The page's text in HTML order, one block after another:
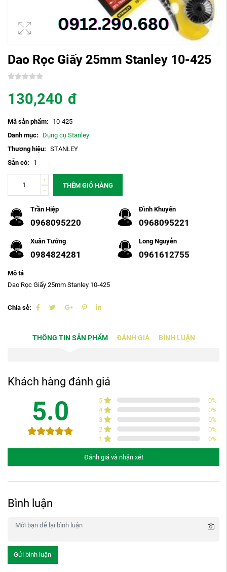
Dao Rọc Giấy 25mm Stanley 10-425
130,240 đ
Mã sản phẩm:
10-425
Danh mục:
Dụng cụ Stanley
Thương hiệu: STANLEY
Sẵn có:
1
THÊM GIỎ HÀNG
Trần Hiệp
0968095220
Đình Khuyến
0968095221
Xuân Tưởng
0984824281
Long Nguyễn
0961612755
Mô tả
Dao Rọc Giấy 25mm Stanley 10-425
Chia sẻ:
THÔNG TIN SẢN PHẨM ĐÁNH GIÁ BÌNH LUẬN
Khách hàng đánh giá
5.0 5 0%
4
0%
3
0%
2
0%
1
0%
Đánh giá và nhận xét
Bình luận
Gửi bình luận